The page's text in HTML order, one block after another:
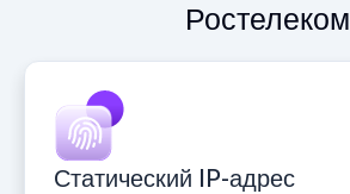
Ростелеком
Статический IP-адрес